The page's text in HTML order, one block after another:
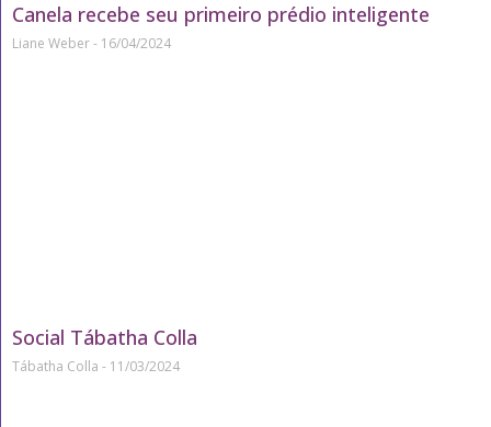
Canela recebe seu primeiro prédio inteligente
Liane Weber 16/04/2024
Social Tábatha Colla
Tábatha Colla 11/03/2024